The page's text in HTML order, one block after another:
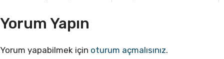
Yorum Yapın
Yorum yapabilmek için oturum açmalısınız.